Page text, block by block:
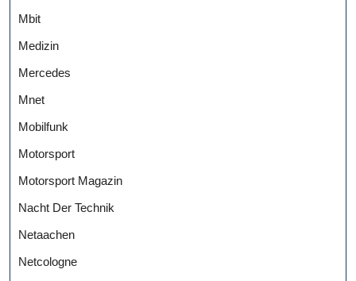
Mbit
Medizin
Mercedes
Mnet
Mobilfunk
Motorsport
Motorsport Magazin
Nacht Der Technik
Netaachen
Netcologne